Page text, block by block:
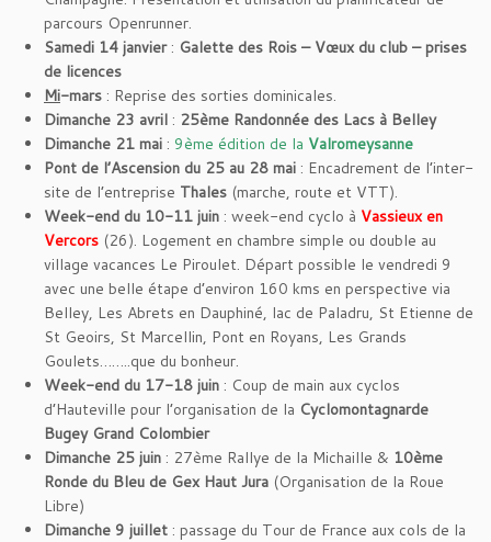
parcours Openrunner.
Samedi 14 janvier: Galette des Rois – Vœux du club – prises
de licences
Mi-mars : Reprise des sorties dominicales.
Dimanche 23 avril : 25ème Randonnée des Lacs à Belley
Dimanche 21 mai : 9ème édition de la Valromeysanne
Pont de l’Ascension du 25 au 28 mai : Encadrement de l’inter-
site de l’entreprise Thales (marche, route et VTT).
Week-end du 10-11 juin : week-end cyclo à Vassieux en
Vercors (26). Logement en chambre simple ou double au
village vacances Le Piroulet. Départ possible le vendredi 9
avec une belle étape d’environ 160 kms en perspective via
Belley, Les Abrets en Dauphiné, lac de Paladru, St Etienne de
St Geoirs, St Marcellin, Pont en Royans, Les Grands
Goulets……..que du bonheur.
Week-end du 17-18 juin : Coup de main aux cyclos
d’Hauteville pour l’organisation de la Cyclomontagnarde
Bugey Grand Colombier
Dimanche 25 juin : 27ème Rallye de la Michaille & 10ème
Ronde du Bleu de Gex Haut Jura (Organisation de la Roue
Libre)
Dimanche 9 juillet : passage du Tour de France aux cols de la